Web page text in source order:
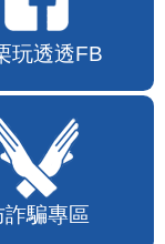
玩透透FB
詐騙專區